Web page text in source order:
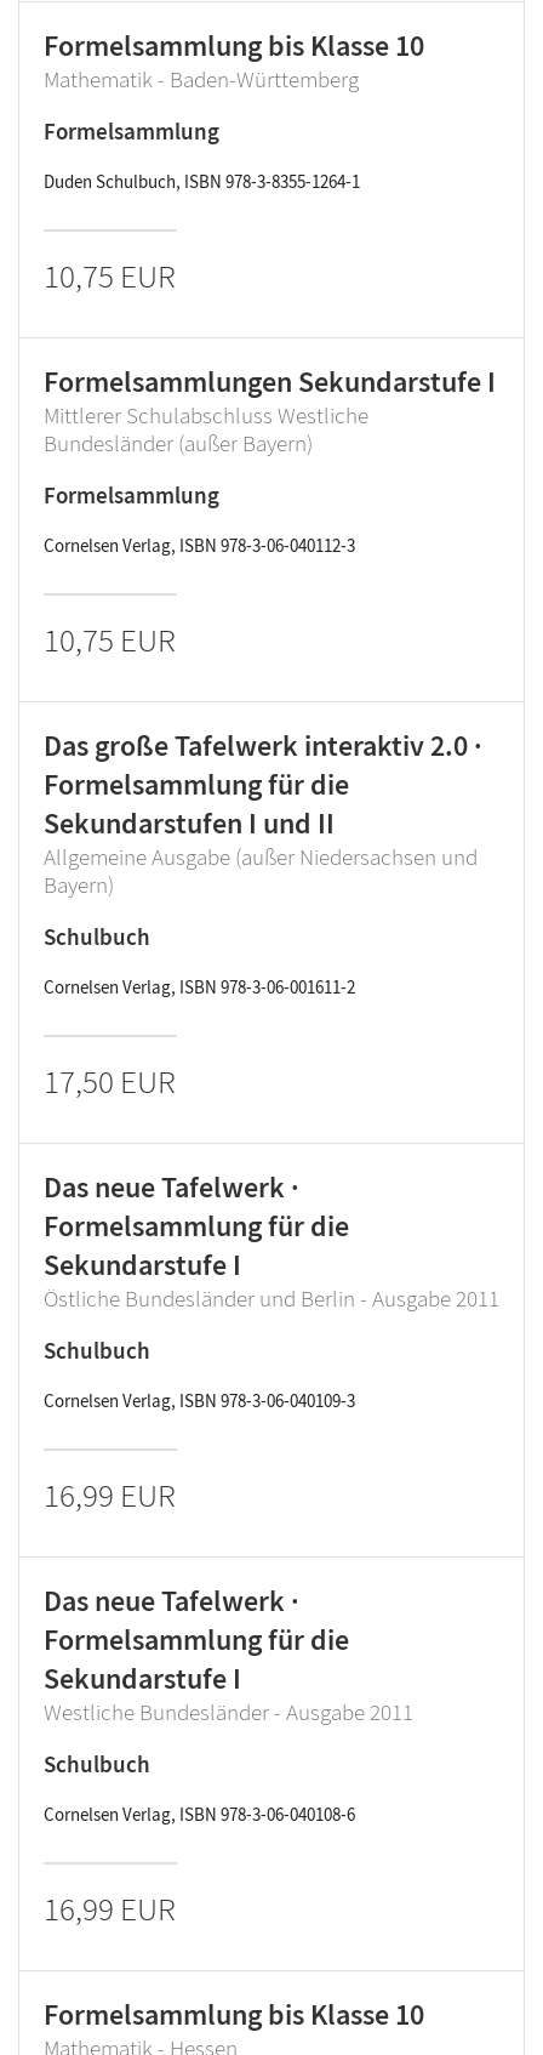
Formelsammlung bis Klasse 10
Mathematik - Baden-Württemberg
Formelsammlung
Duden Schulbuch, ISBN 978-3-8355-1264-1
10,75 EUR
Formelsammlungen Sekundarstufe I
Mittlerer Schulabschluss Westliche
Bundesländer (außer Bayern)
Formelsammlung
Cornelsen Verlag, ISBN 978-3-06-040112-3
10,75 EUR
Das große Tafelwerk interaktiv 2.0 ·
Formelsammlung für die
Sekundarstufen I und II
Allgemeine Ausgabe (außer Niedersachsen und
Bayern)
Schulbuch
Cornelsen Verlag, ISBN 978-3-06-001611-2
17,50 EUR
Das neue Tafelwerk ·
Formelsammlung für die
Sekundarstufe I
Östliche Bundesländer und Berlin - Ausgabe 2011
Schulbuch
Cornelsen Verlag, ISBN 978-3-06-040109-3
16,99 EUR
Das neue Tafelwerk ·
Formelsammlung für die
Sekundarstufe I
Westliche Bundesländer - Ausgabe 2011
Schulbuch
Cornelsen Verlag, ISBN 978-3-06-040108-6
16,99 EUR
Formelsammlung bis Klasse 10
Mathematik - Hessen